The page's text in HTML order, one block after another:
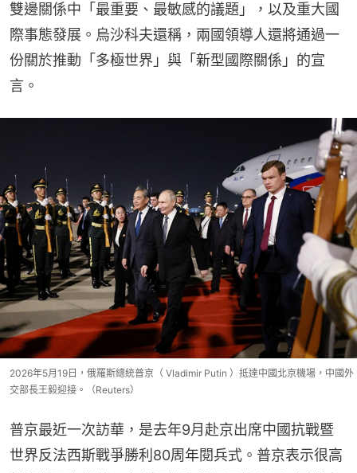
雙邊關係中「最重要、最敏感的議題」，以及重大國
際事態發展。烏沙科夫還稱，兩國領導人還將通過一
份關於推動「多極世界」與「新型國際關係」的宣
言。
2026年5月19日，俄羅斯總統普京（ Vladimir Putin ）抵達中國北京機場，中國外
交部長王毅迎接。（Reuters）
普京最近一次訪華，是去年9月赴京出席中國抗戰暨
世界反法西斯戰爭勝利80周年閱兵式。普京表示很高